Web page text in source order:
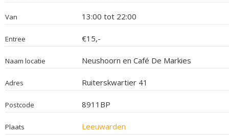
Van 13:00 tot 22:00
Entree €15,-
Naam locatie Neushoorn en Café De Markies
Adres Ruiterskwartier 41
Postcode 8911BP
Plaats Leeuwarden